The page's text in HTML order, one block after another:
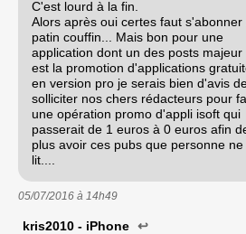
C'est lourd à la fin.
Alors après oui certes faut s'abonner
patin couffin... Mais bon pour une
application dont un des posts majeur
est la promotion d'applications
en version pro je serais bien d'avis
solliciter nos chers rédacteurs pour
une opération promo d'appli isoft qui
passerait de 1 euros à 0 euros afin
plus avoir ces pubs que personne ne
lit....
05/07/2016 à 14h49
kris2010 - iPhone ↩